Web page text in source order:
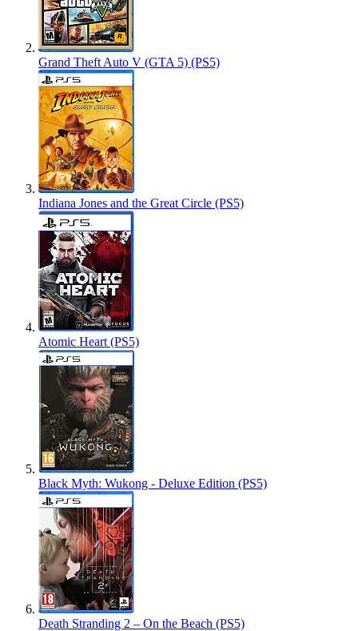
Grand Theft Auto V (GTA 5) (PS5)
Indiana Jones and the Great Circle (PS5)
Atomic Heart (PS5)
Black Myth: Wukong - Deluxe Edition (PS5)
Death Stranding 2 – On the Beach (PS5)